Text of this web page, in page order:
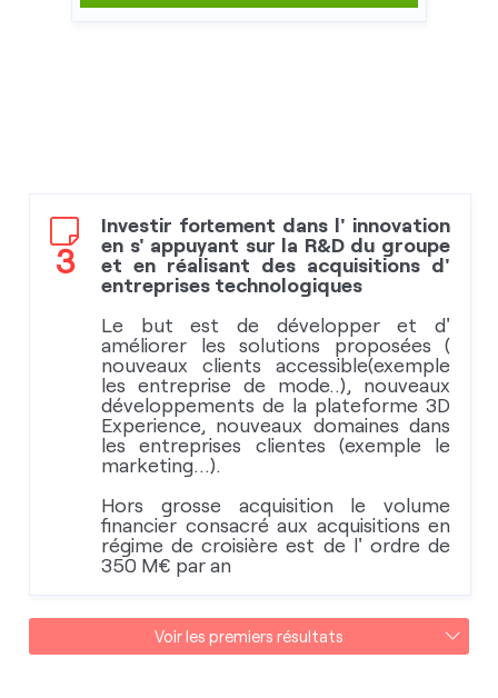
3
Investir fortement dans l' innovation
en s' appuyant sur la R&D du groupe
et en réalisant des acquisitions d'
entreprises technologiques
Le but est de développer et d'
améliorer les solutions proposées (
nouveaux clients accessible(exemple
les entreprise de mode..), nouveaux
développements de la plateforme 3D
Experience, nouveaux domaines dans
les entreprises clientes (exemple le
marketing...).
Hors grosse acquisition le volume
financier consacré aux acquisitions en
régime de croisière est de l' ordre de
350 M€ par an
Voir les premiers résultats